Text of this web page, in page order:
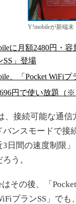
Y!mobileが新端
に月額2480円・
SS」登場
、「Pocket WiFi
円で使い放題（
接続可能な通信
バンスモードで接
3日間の速度制限
う。
その後、「
プランSS」で